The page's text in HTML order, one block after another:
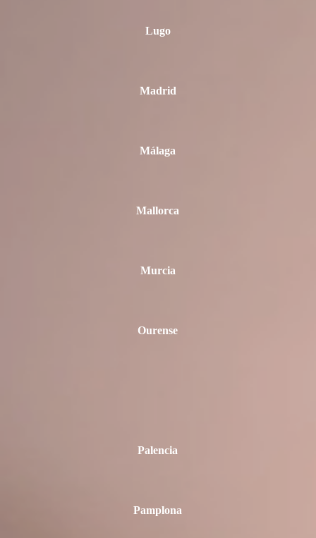
Lugo
Madrid
Málaga
Mallorca
Murcia
Ourense
Palencia
Pamplona